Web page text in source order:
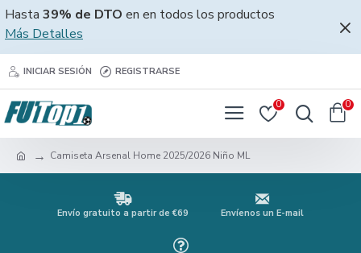
Hasta 39% de DTO en en todos los productos
Más Detalles
INICIAR SESIÓN REGISTRARSE
0 0
Camiseta Arsenal Home 2025/2026 Niño ML
Envío gratuito a partir de €69 Envíenos un E-mail